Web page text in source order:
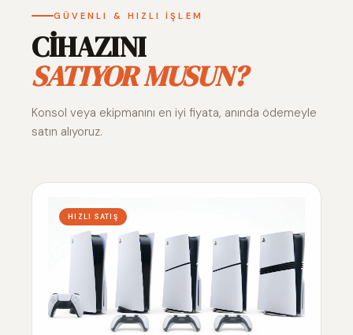
GÜVENLI & HIZLI İŞLEM
CİHAZINI
SATIYOR MUSUN?
Konsol veya ekipmanını en iyi fiyata, anında ödemeyle
satın alıyoruz.
HIZLI SATIŞ